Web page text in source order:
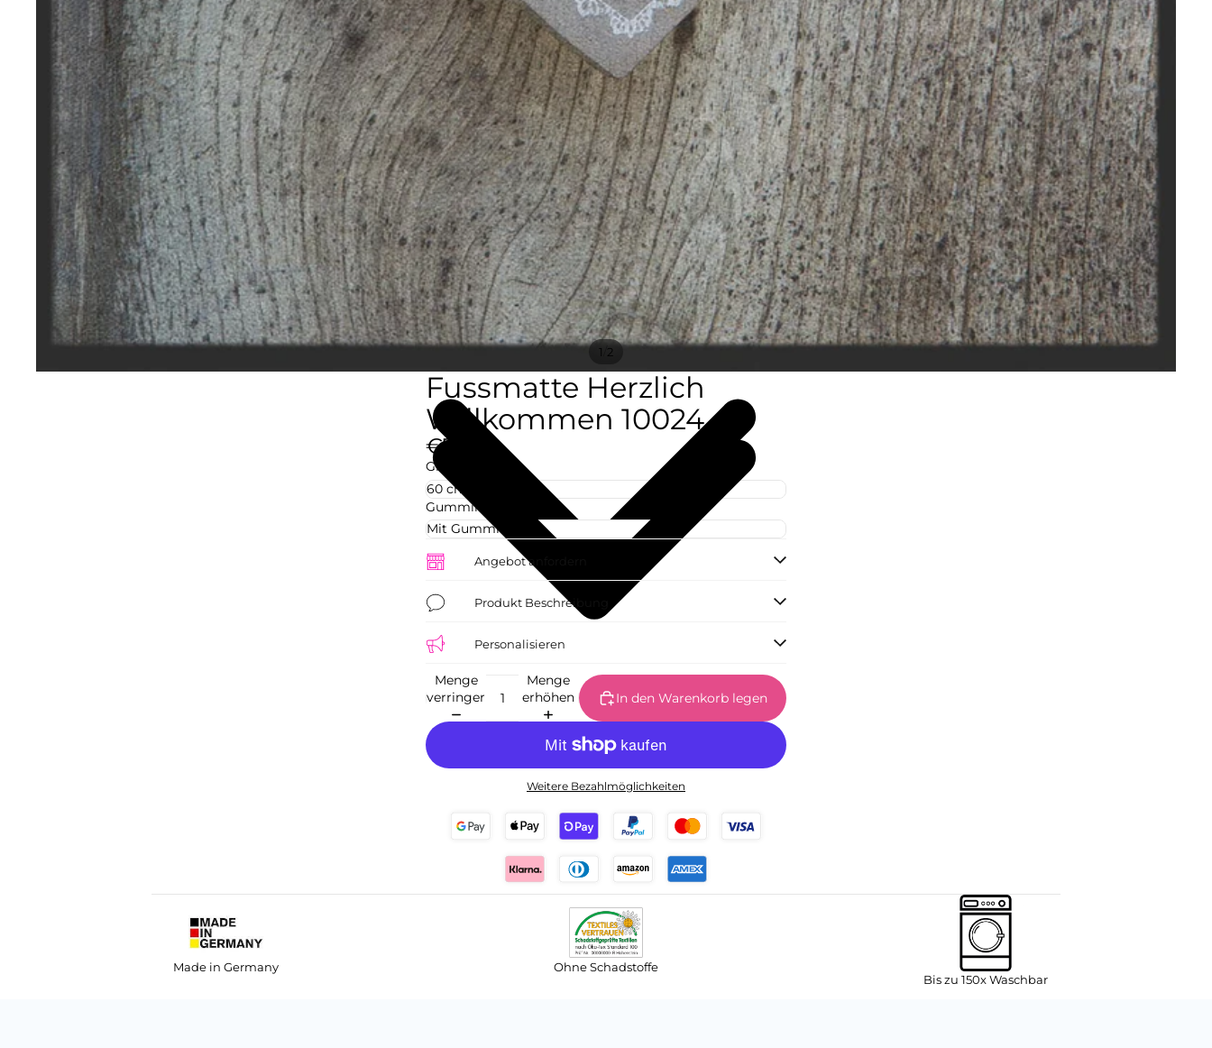
1 2
Fussmatte Herzlich
Willkommen 10024
€77,09
Größe
Gummirand
Angebot anfordern
Produkt Beschreibung
Personalisieren
Menge
verringern
Menge
erhöhen
In den Warenkorb legen
Weitere Bezahlmöglichkeiten
Made in Germany
Ohne Schadstoffe
Bis zu 150x Waschbar